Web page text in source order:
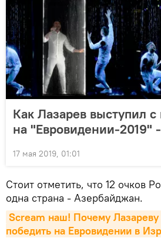
Как Лазарев выступил
на "Евровидении-2019"
17 мая 2019, 01:01
Стоит отметить, что 12 очков
одна страна - Азербайджан.
Scream наш! Почему Лазареву
победить на Евровидении в